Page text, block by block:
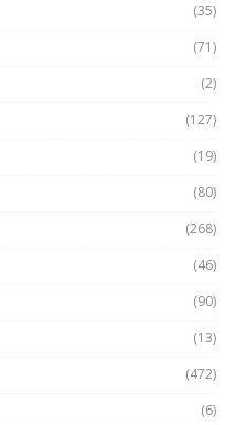
(35)
(71)
(2)
(127)
(19)
(80)
(268)
(46)
(90)
(13)
(472)
(6)